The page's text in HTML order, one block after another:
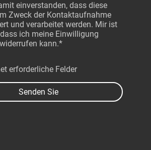
einverstanden, dass diese
Zweck der Kontaktaufnahme
und verarbeitet werden. Mir ist
ich meine Einwilligung
kann.*
erforderliche Felder
Senden Sie